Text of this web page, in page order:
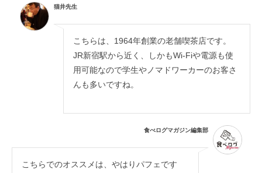
猫井先生
こちらは、1964年創業の老舗喫茶店です。
JR新宿駅から近く、しかもWi-Fiや電源も使
用可能なので学生やノマドワーカーのお客さ
んも多いですね。
食べログマガジン編集部
こちらでのオススメは、やはりパフェです